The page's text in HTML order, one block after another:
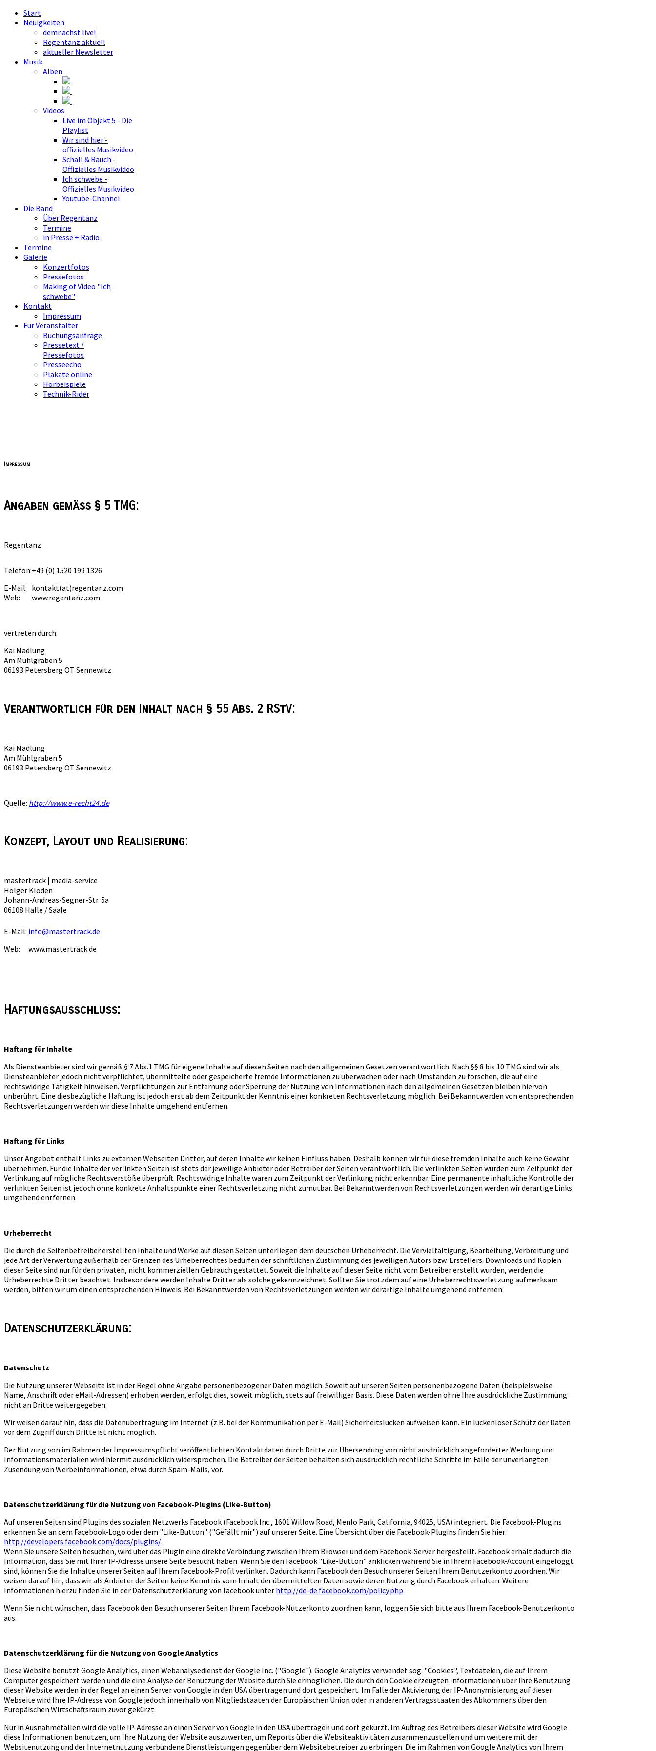
Start
Neuigkeiten
demnächst live!
Regentanz aktuell
aktueller Newsletter
Musik
Alben
Videos
Live im Objekt 5 - Die
Playlist
Wir sind hier -
offizielles Musikvideo
Schall & Rauch -
Offizielles Musikvideo
Ich schwebe -
Offizielles Musikvideo
Youtube-Channel
Die Band
Über Regentanz
Termine
in Presse + Radio
Termine
Galerie
Konzertfotos
Pressefotos
Making of Video "Ich
schwebe"
Kontakt
Impressum
Für Veranstalter
Buchungsanfrage
Pressetext /
Pressefotos
Presseecho
Plakate online
Hörbeispiele
Technik-Rider
Impressum
Angaben gemäß § 5 TMG:
Regentanz
Telefon:+49 (0) 1520 199 1326
E-Mail: kontakt(at)regentanz.com
Web:
www.regentanz.com
vertreten durch:
Kai Madlung
Am Mühlgraben 5
06193 Petersberg OT Sennewitz
Verantwortlich für den Inhalt nach § 55 Abs. 2 RStV:
Kai Madlung
Am Mühlgraben 5
06193 Petersberg OT Sennewitz
Quelle: http://www.e-recht24.de
Konzept, Layout und Realisierung:
mastertrack | media-service
Holger Klöden
Johann-Andreas-Segner-Str. 5a
06108 Halle / Saale
E-Mail: info@mastertrack.de
Web:
www.mastertrack.de
Haftungsausschluss:
Haftung für Inhalte
Als Diensteanbieter sind wir gemäß § 7 Abs.1 TMG für eigene Inhalte auf diesen Seiten nach den allgemeinen Gesetzen verantwortlich. Nach §§ 8 bis 10 TMG sind wir als
Diensteanbieter jedoch nicht verpflichtet, übermittelte oder gespeicherte fremde Informationen zu überwachen oder nach Umständen zu forschen, die auf eine
rechtswidrige Tätigkeit hinweisen. Verpflichtungen zur Entfernung oder Sperrung der Nutzung von Informationen nach den allgemeinen Gesetzen bleiben hiervon
unberührt. Eine diesbezügliche Haftung ist jedoch erst ab dem Zeitpunkt der Kenntnis einer konkreten Rechtsverletzung möglich. Bei Bekanntwerden von entsprechenden
Rechtsverletzungen werden wir diese Inhalte umgehend entfernen.
Haftung für Links
Unser Angebot enthält Links zu externen Webseiten Dritter, auf deren Inhalte wir keinen Einfluss haben. Deshalb können wir für diese fremden Inhalte auch keine Gewähr
übernehmen. Für die Inhalte der verlinkten Seiten ist stets der jeweilige Anbieter oder Betreiber der Seiten verantwortlich. Die verlinkten Seiten wurden zum Zeitpunkt der
Verlinkung auf mögliche Rechtsverstöße überprüft. Rechtswidrige Inhalte waren zum Zeitpunkt der Verlinkung nicht erkennbar. Eine permanente inhaltliche Kontrolle der
verlinkten Seiten ist jedoch ohne konkrete Anhaltspunkte einer Rechtsverletzung nicht zumutbar. Bei Bekanntwerden von Rechtsverletzungen werden wir derartige Links
umgehend entfernen.
Urheberrecht
Die durch die Seitenbetreiber erstellten Inhalte und Werke auf diesen Seiten unterliegen dem deutschen Urheberrecht. Die Vervielfältigung, Bearbeitung, Verbreitung und
jede Art der Verwertung außerhalb der Grenzen des Urheberrechtes bedürfen der schriftlichen Zustimmung des jeweiligen Autors bzw. Erstellers. Downloads und Kopien
dieser Seite sind nur für den privaten, nicht kommerziellen Gebrauch gestattet. Soweit die Inhalte auf dieser Seite nicht vom Betreiber erstellt wurden, werden die
Urheberrechte Dritter beachtet. Insbesondere werden Inhalte Dritter als solche gekennzeichnet. Sollten Sie trotzdem auf eine Urheberrechtsverletzung aufmerksam
werden, bitten wir um einen entsprechenden Hinweis. Bei Bekanntwerden von Rechtsverletzungen werden wir derartige Inhalte umgehend entfernen.
Datenschutzerklärung:
Datenschutz
Die Nutzung unserer Webseite ist in der Regel ohne Angabe personenbezogener Daten möglich. Soweit auf unseren Seiten personenbezogene Daten (beispielsweise
Name, Anschrift oder eMail-Adressen) erhoben werden, erfolgt dies, soweit möglich, stets auf freiwilliger Basis. Diese Daten werden ohne Ihre ausdrückliche Zustimmung
nicht an Dritte weitergegeben.
Wir weisen darauf hin, dass die Datenübertragung im Internet (z.B. bei der Kommunikation per E-Mail) Sicherheitslücken aufweisen kann. Ein lückenloser Schutz der Daten
vor dem Zugriff durch Dritte ist nicht möglich.
Der Nutzung von im Rahmen der Impressumspflicht veröffentlichten Kontaktdaten durch Dritte zur Übersendung von nicht ausdrücklich angeforderter Werbung und
Informationsmaterialien wird hiermit ausdrücklich widersprochen. Die Betreiber der Seiten behalten sich ausdrücklich rechtliche Schritte im Falle der unverlangten
Zusendung von Werbeinformationen, etwa durch Spam-Mails, vor.
Datenschutzerklärung für die Nutzung von Facebook-Plugins (Like-Button)
Auf unseren Seiten sind Plugins des sozialen Netzwerks Facebook (Facebook Inc., 1601 Willow Road, Menlo Park, California, 94025, USA) integriert. Die Facebook-Plugins
erkennen Sie an dem Facebook-Logo oder dem "Like-Button" ("Gefällt mir") auf unserer Seite. Eine Übersicht über die Facebook-Plugins finden Sie hier:
http://developers.facebook.com/docs/plugins/.
Wenn Sie unsere Seiten besuchen, wird über das Plugin eine direkte Verbindung zwischen Ihrem Browser und dem Facebook-Server hergestellt. Facebook erhält dadurch die
Information, dass Sie mit Ihrer IP-Adresse unsere Seite besucht haben. Wenn Sie den Facebook "Like-Button" anklicken während Sie in Ihrem Facebook-Account eingeloggt
sind, können Sie die Inhalte unserer Seiten auf Ihrem Facebook-Profil verlinken. Dadurch kann Facebook den Besuch unserer Seiten Ihrem Benutzerkonto zuordnen. Wir
weisen darauf hin, dass wir als Anbieter der Seiten keine Kenntnis vom Inhalt der übermittelten Daten sowie deren Nutzung durch Facebook erhalten. Weitere
Informationen hierzu finden Sie in der Datenschutzerklärung von facebook unter http://de-de.facebook.com/policy.php
Wenn Sie nicht wünschen, dass Facebook den Besuch unserer Seiten Ihrem Facebook-Nutzerkonto zuordnen kann, loggen Sie sich bitte aus Ihrem Facebook-Benutzerkonto
aus.
Datenschutzerklärung für die Nutzung von Google Analytics
Diese Website benutzt Google Analytics, einen Webanalysedienst der Google Inc. ("Google"). Google Analytics verwendet sog. "Cookies", Textdateien, die auf Ihrem
Computer gespeichert werden und die eine Analyse der Benutzung der Website durch Sie ermöglichen. Die durch den Cookie erzeugten Informationen über Ihre Benutzung
dieser Website werden in der Regel an einen Server von Google in den USA übertragen und dort gespeichert. Im Falle der Aktivierung der IP-Anonymisierung auf dieser
Webseite wird Ihre IP-Adresse von Google jedoch innerhalb von Mitgliedstaaten der Europäischen Union oder in anderen Vertragsstaaten des Abkommens über den
Europäischen Wirtschaftsraum zuvor gekürzt.
Nur in Ausnahmefällen wird die volle IP-Adresse an einen Server von Google in den USA übertragen und dort gekürzt. Im Auftrag des Betreibers dieser Website wird Google
diese Informationen benutzen, um Ihre Nutzung der Website auszuwerten, um Reports über die Websiteaktivitäten zusammenzustellen und um weitere mit der
Websitenutzung und der Internetnutzung verbundene Dienstleistungen gegenüber dem Websitebetreiber zu erbringen. Die im Rahmen von Google Analytics von Ihrem